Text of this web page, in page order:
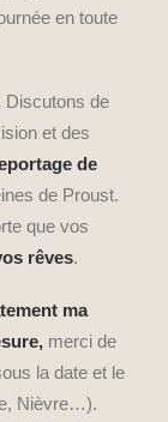
en toute
Discutons de
et des
de
de Proust.
que vos
rêves.
ma
merci de
la date et le
Nièvre…).